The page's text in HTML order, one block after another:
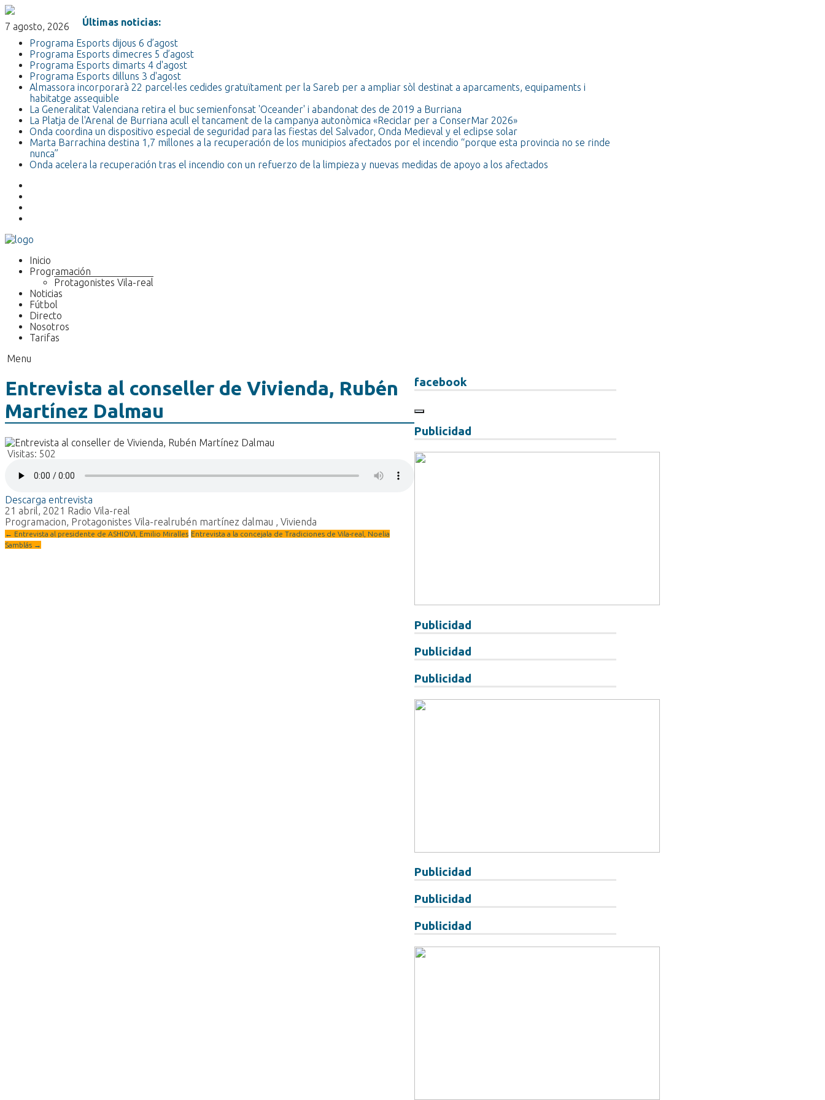
7 agosto, 2026
Últimas noticias:
Programa Esports dijous 6 d’agost
Programa Esports dimecres 5 d’agost
Programa Esports dimarts 4 d'agost
Programa Esports dilluns 3 d'agost
Almassora incorporarà 22 parcel·les cedides gratuïtament per la Sareb per a ampliar sòl destinat a aparcaments, equipaments i
habitatge assequible
La Generalitat Valenciana retira el buc semienfonsat 'Oceander' i abandonat des de 2019 a Burriana
La Platja de l'Arenal de Burriana acull el tancament de la campanya autonòmica «Reciclar per a ConserMar 2026»
Onda coordina un dispositivo especial de seguridad para las fiestas del Salvador, Onda Medieval y el eclipse solar
Marta Barrachina destina 1,7 millones a la recuperación de los municipios afectados por el incendio “porque esta provincia no se rinde
nunca”
Onda acelera la recuperación tras el incendio con un refuerzo de la limpieza y nuevas medidas de apoyo a los afectados
Inicio
Programación
Protagonistes Vila-real
Noticias
Fútbol
Directo
Nosotros
Tarifas
Menu
facebook
Publicidad
Publicidad
Publicidad
Publicidad
Publicidad
Publicidad
Publicidad
Entrevista al conseller de Vivienda, Rubén
Martínez Dalmau
Visitas: 502
Descarga entrevista
21 abril, 2021 Radio Vila-real
Programacion, Protagonistes Vila-realrubén martínez dalmau , Vivienda
← Entrevista al presidente de ASHIOVI, Emilio Miralles Entrevista a la concejala de Tradiciones de Vila-real, Noelia
Samblás →